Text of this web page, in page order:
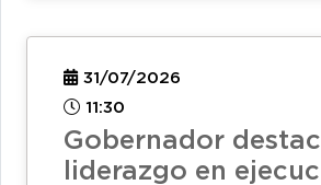
31/07/2026
11:30
Gobernador
liderazgo en